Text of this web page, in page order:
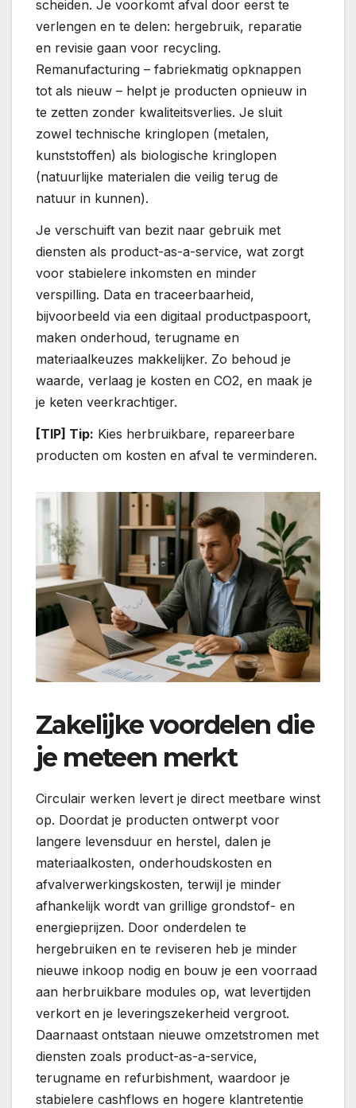
scheiden. Je voorkomt afval door eerst te
verlengen en te delen: hergebruik, reparatie
en revisie gaan voor recycling.
Remanufacturing – fabriekmatig opknappen
tot als nieuw – helpt je producten opnieuw in
te zetten zonder kwaliteitsverlies. Je sluit
zowel technische kringlopen (metalen,
kunststoffen) als biologische kringlopen
(natuurlijke materialen die veilig terug de
natuur in kunnen).
Je verschuift van bezit naar gebruik met
diensten als product-as-a-service, wat zorgt
voor stabielere inkomsten en minder
verspilling. Data en traceerbaarheid,
bijvoorbeeld via een digitaal productpaspoort,
maken onderhoud, terugname en
materiaalkeuzes makkelijker. Zo behoud je
waarde, verlaag je kosten en CO2, en maak je
je keten veerkrachtiger.
[TIP] Tip: Kies herbruikbare, repareerbare
producten om kosten en afval te verminderen.
Zakelijke voordelen die
je meteen merkt
Circulair werken levert je direct meetbare winst
op. Doordat je producten ontwerpt voor
langere levensduur en herstel, dalen je
materiaalkosten, onderhoudskosten en
afvalverwerkingskosten, terwijl je minder
afhankelijk wordt van grillige grondstof- en
energieprijzen. Door onderdelen te
hergebruiken en te reviseren heb je minder
nieuwe inkoop nodig en bouw je een voorraad
aan herbruikbare modules op, wat levertijden
verkort en je leveringszekerheid vergroot.
Daarnaast ontstaan nieuwe omzetstromen met
diensten zoals product-as-a-service,
terugname en refurbishment, waardoor je
stabielere cashflows en hogere klantretentie